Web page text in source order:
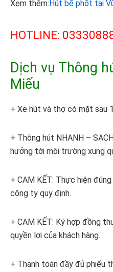
Xem thêm: Hút bể phốt tại
HOTLINE:
Dịch vụ Thông
Miếu
+ Xe hút và thợ có mặt sau
+ Thông hút NHANH –
hưởng tới môi trường xung
+ CAM KẾT: Thực hiện
công ty quy định.
+ CAM KẾT: Ký hợp đồng
quyền lợi của khách hàng.
+ Thanh toán đầy đủ phiếu